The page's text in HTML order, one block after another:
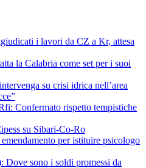
i lavori da CZ a Kr, attesa
la Calabria come set per i suoi
su crisi idrica nell’area
Confermato rispetto tempistiche
su Sibari-Co-Ro
per istituire psicologo
sono i soldi promessi da